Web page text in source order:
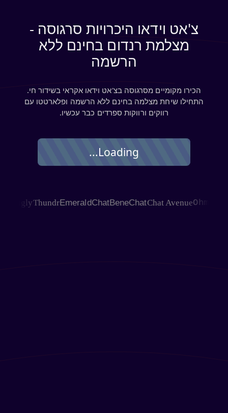
צ'אט וידאו היכרויות סרגוסה -
מצלמת רנדום בחינם ללא
הרשמה
הכירו מקומיים מסרגוסה בצ'אט וידאו אקראי בשידור חי.
התחילו שיחת מצלמה בחינם ללא הרשמה ופלארטטו עם
רווקים ורווקות ספרדים כבר עכשיו.
Loading...
Chat Avenue
BeneChat
EmeraldChat
Thundr
Joingly